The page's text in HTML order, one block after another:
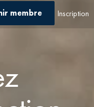
membre Inscription